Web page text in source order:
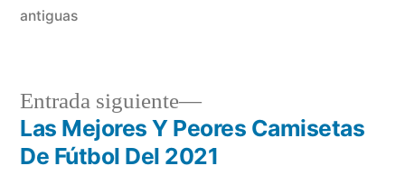
antiguas
Navegación
Entrada siguiente
Entrada
siguiente:
Las Mejores Y Peores Camisetas
De Fútbol Del 2021